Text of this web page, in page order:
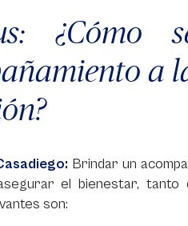
a
Brindar un
el bienestar, tanto
son: